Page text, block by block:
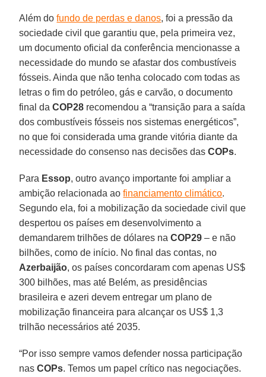
Além dofundo de perdas e danos, foi a pressão da
sociedade civil que garantiu que, pela primeira vez,
um documento oficial da conferência mencionasse a
necessidade do mundo se afastar dos combustíveis
fósseis. Ainda que não tenha colocado com todas as
letras o fim do petróleo, gás e carvão, o documento
final daCOP28 recomendou a “transição para a saída
dos combustíveis fósseis nos sistemas energéticos”,
no que foi considerada uma grande vitória diante da
necessidade do consenso nas decisões dasCOPs.
Para Essop, outro avanço importante foi ampliar a
ambição relacionada aofinanciamento climático.
Segundo ela, foi a mobilização da sociedade civil que
despertou os países em desenvolvimento a
demandarem trilhões de dólares naCOP29 – e não
bilhões, como de início. No final das contas, no
Azerbaijão, os países concordaram com apenas US$
300 bilhões, mas até Belém, as presidências
brasileira e azeri devem entregar um plano de
mobilização financeira para alcançar os US$ 1,3
trilhão necessários até 2035.
“Por isso sempre vamos defender nossa participação
nasCOPs. Temos um papel crítico nas negociações.